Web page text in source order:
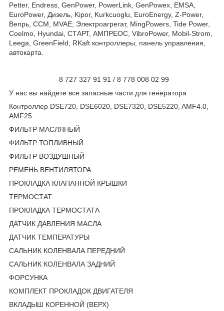
Petter, Endress, GenPower, PowerLink, GenPowex, EMSA,
EuroPower, Дизель, Kipor, Kurkcuoglu, EuroEnergy, Z-Power,
Вепрь, CCM, MVAE, Электроагрегат, MingPowers, Tide Power,
Coelmo, Hyundai, СТАРТ, АМПРЕОС, VibroPower, Mobil-Strom,
Leega, GreenField, RKaft контроллеры, панель управления,
автокарта.
8 727 327 91 91 / 8 778 008 02 99
У нас вы найдете все запасные части для генератора
Контроллер DSE720, DSE6020, DSE7320, DSE5220, AMF4.0,
AMF25
ФИЛЬТР МАСЛЯНЫЙ
ФИЛЬТР ТОПЛИВНЫЙ
ФИЛЬТР ВОЗДУШНЫЙ
РЕМЕНЬ ВЕНТИЛЯТОРА
ПРОКЛАДКА КЛАПАННОЙ КРЫШКИ
ТЕРМОСТАТ
ПРОКЛАДКА ТЕРМОСТАТА
ДАТЧИК ДАВЛЕНИЯ МАСЛА
ДАТЧИК ТЕМПЕРАТУРЫ
САЛЬНИК КОЛЕНВАЛА ПЕРЕДНИЙ
САЛЬНИК КОЛЕНВАЛА ЗАДНИЙ
ФОРСУНКА
КОМПЛЕКТ ПРОКЛАДОК ДВИГАТЕЛЯ
ВКЛАДЫШ КОРЕННОЙ (ВЕРХ)